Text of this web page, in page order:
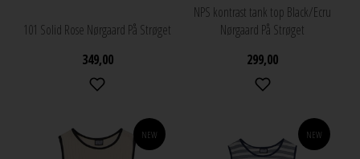
101 Solid Rose Nørgaard På Strøget
349,00
NPS kontrast tank top Black/Ecru
Nørgaard På Strøget
299,00
NEW NEW